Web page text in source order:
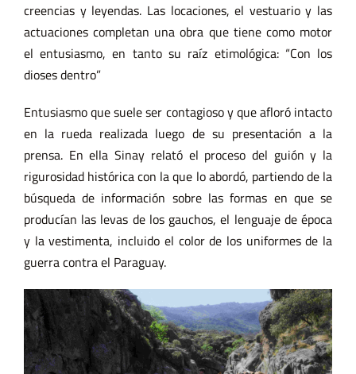
creencias y leyendas. Las locaciones, el vestuario y las
actuaciones completan una obra que tiene como motor
el entusiasmo, en tanto su raíz etimológica: “Con los
dioses dentro”
Entusiasmo que suele ser contagioso y que afloró intacto
en la rueda realizada luego de su presentación a la
prensa. En ella Sinay relató el proceso del guión y la
rigurosidad histórica con la que lo abordó, partiendo de la
búsqueda de información sobre las formas en que se
producían las levas de los gauchos, el lenguaje de época
y la vestimenta, incluido el color de los uniformes de la
guerra contra el Paraguay.